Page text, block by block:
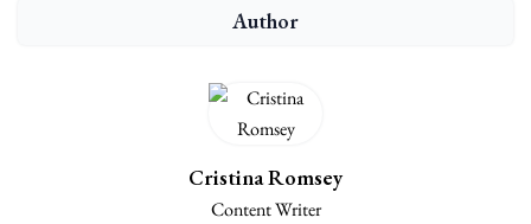
Author
Cristina Romsey
Content Writer